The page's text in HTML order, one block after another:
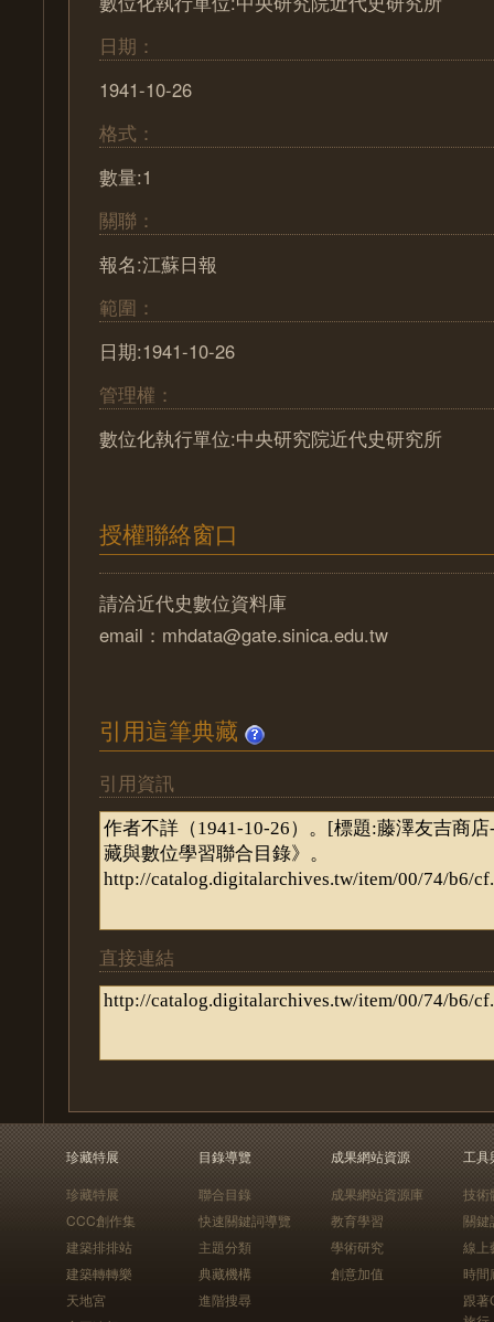
日期：
1941-10-26
格式：
數量:1
關聯：
報名:江蘇日報
範圍：
日期:1941-10-26
管理權：
數位化執行單位:中央研究院近代史研究所
授權聯絡窗口
請洽近代史數位資料庫
email：mhdata@gate.sinica.edu.tw
引用這筆典藏
引用資訊
直接連結
珍藏特展
珍藏特展
CCC創作集
建築排排站
建築轉轉樂
天地宮
目錄導覽
聯合目錄
快速關鍵詞導覽
主題分類
典藏機構
進階搜尋
成果網站資源
成果網站資源庫
教育學習
學術研究
創意加值
工具
技術
關鍵
線上
時間
跟